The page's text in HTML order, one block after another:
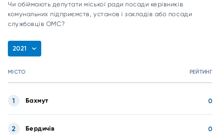
Чи обіймають депутати міської ради посади керівників
комунальних підприємств, установ і закладів або посади
службовців ОМС?
2021
МІСТО РЕЙТИНГ
Бахмут 0
1
Бердичів 0
2